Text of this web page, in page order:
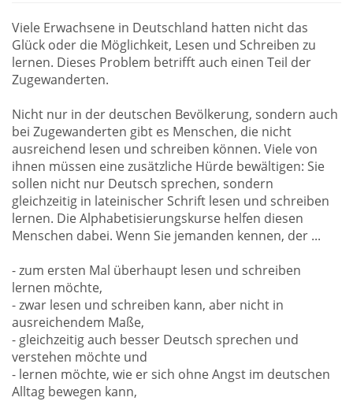
Viele Erwachsene in Deutschland hatten nicht das
Glück oder die Möglichkeit, Lesen und Schreiben zu
lernen. Dieses Problem betrifft auch einen Teil der
Zugewanderten.
Nicht nur in der deutschen Bevölkerung, sondern auch
bei Zugewanderten gibt es Menschen, die nicht
ausreichend lesen und schreiben können. Viele von
ihnen müssen eine zusätzliche Hürde bewältigen: Sie
sollen nicht nur Deutsch sprechen, sondern
gleichzeitig in lateinischer Schrift lesen und schreiben
lernen. Die Alphabetisierungskurse helfen diesen
Menschen dabei. Wenn Sie jemanden kennen, der ...
- zum ersten Mal überhaupt lesen und schreiben
lernen möchte,
- zwar lesen und schreiben kann, aber nicht in
ausreichendem Maße,
- gleichzeitig auch besser Deutsch sprechen und
verstehen möchte und
- lernen möchte, wie er sich ohne Angst im deutschen
Alltag bewegen kann,